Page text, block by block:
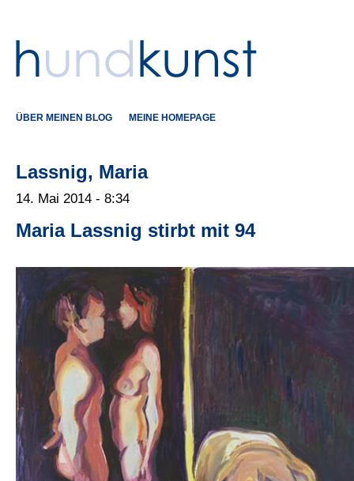
ÜBER MEINEN BLOG MEINE HOMEPAGE
Lassnig, Maria
14. Mai 2014 - 8:34
Maria Lassnig stirbt mit 94